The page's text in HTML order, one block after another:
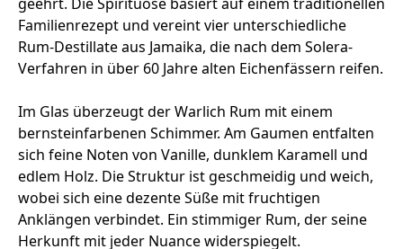
Familienrezept und vereint vier unterschiedliche
Rum-Destillate aus Jamaika, die nach dem Solera-
Verfahren in über 60 Jahre alten Eichenfässern reifen.
Im Glas überzeugt der Warlich Rum mit einem
bernsteinfarbenen Schimmer. Am Gaumen entfalten
sich feine Noten von Vanille, dunklem Karamell und
edlem Holz. Die Struktur ist geschmeidig und weich,
wobei sich eine dezente Süße mit fruchtigen
Anklängen verbindet. Ein stimmiger Rum, der seine
Herkunft mit jeder Nuance widerspiegelt.